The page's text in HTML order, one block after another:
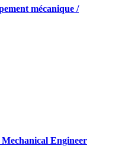
mécanique /
Engineer